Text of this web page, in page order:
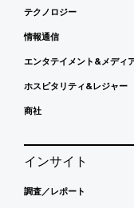
テクノロジー
情報通信
エンタテイメント&メディ
ホスピタリティ&レジャー
商社
インサイト
調査／レポート